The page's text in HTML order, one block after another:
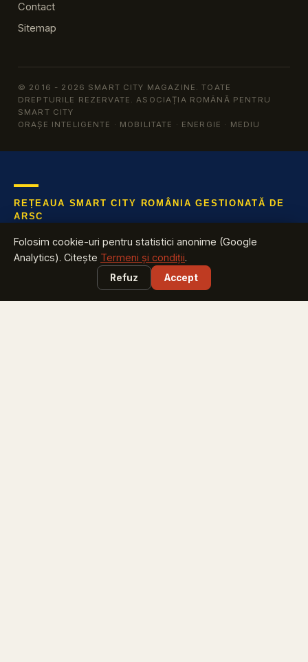
Contact
Sitemap
© 2016 - 2026 SMART CITY MAGAZINE. TOATE
DREPTURILE REZERVATE. ASOCIAȚIA ROMÂNĂ PENTRU
SMART CITY
ORAȘE INTELIGENTE · MOBILITATE · ENERGIE · MEDIU
Folosim cookie-uri pentru statistici anonime (Google
Analytics). Citește Termeni și condiții.
Refuz Accept
REȚEAUA SMART CITY ROMÂNIA GESTIONATĂ DE
ARSC
creștere din România
Harta Smart City România